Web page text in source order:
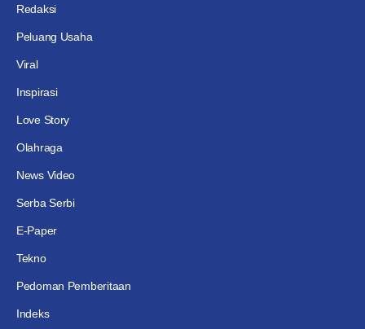
Redaksi
Peluang Usaha
Viral
Inspirasi
Love Story
Olahraga
News Video
Serba Serbi
E-Paper
Tekno
Pedoman Pemberitaan
Indeks